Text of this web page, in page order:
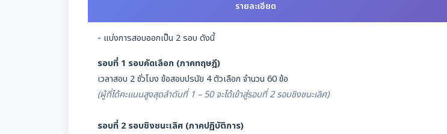
รายละเอียด
- แบ่งการสอบออกเป็น 2 รอบ ดังนี้
รอบที่ 1 รอบคัดเลือก (ภาคทฤษฎี)
เวลาสอบ 2 ชั่วโมง ข้อสอบปรนัย 4 ตัวเลือก จำนวน 60 ข้อ
(ผู้ที่ได้คะแนนสูงสุดลำดับที่ 1 – 50 จะได้เข้าสู่รอบที่ 2 รอบชิงชนะเลิศ)
รอบที่ 2 รอบชิงชนะเลิศ (ภาคปฏิบัติการ)